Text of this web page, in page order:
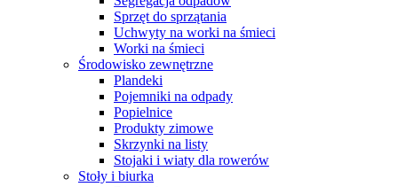
Sprzęt do sprzątania
Uchwyty na worki na śmieci
Worki na śmieci
Środowisko zewnętrzne
Plandeki
Pojemniki na odpady
Popielnice
Produkty zimowe
Skrzynki na listy
Stojaki i wiaty dla rowerów
Stoły i biurka